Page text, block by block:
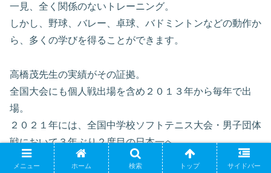
一見、全く関係のないトレーニング。
しかし、野球、バレー、卓球、バドミントンなどの動作か
ら、多くの学びを得ることができます。
高橋茂先生の実績がその証拠。
全国大会にも個人戦出場を含め２０１３年から毎年で出
場。
２０２１年には、全国中学校ソフトテニス大会・男子団体
戦において３年ぶり２度目の日本一へ。
メニュー ホーム 検索 トップ サイドバー